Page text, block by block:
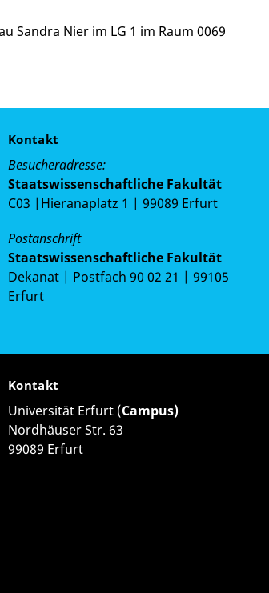
Sandra Nier im LG 1 im Raum 0069
Kontakt
Besucheradresse:
Staatswissenschaftliche Fakultät
C03 |Hieranaplatz 1 | 99089 Erfurt
Postanschrift
Staatswissenschaftliche Fakultät
Dekanat | Postfach 90 02 21 | 99105
Erfurt
Kontakt
Universität Erfurt (Campus)
Nordhäuser Str. 63
99089 Erfurt